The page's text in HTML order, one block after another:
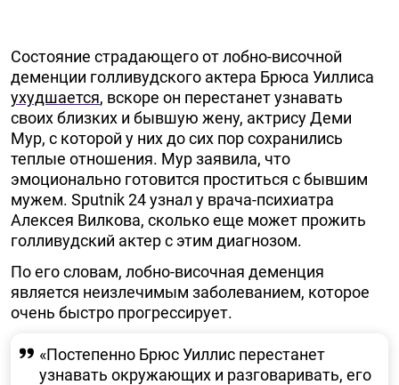
Состояние страдающего от лобно-височной
деменции голливудского актера Брюса Уиллиса
ухудшается, вскоре он перестанет узнавать
своих близких и бывшую жену, актрису Деми
Мур, с которой у них до сих пор сохранились
теплые отношения. Мур заявила, что
эмоционально готовится проститься с бывшим
мужем. Sputnik 24 узнал у врача-психиатра
Алексея Вилкова, сколько еще может прожить
голливудский актер с этим диагнозом.
По его словам, лобно-височная деменция
является неизлечимым заболеванием, которое
очень быстро прогрессирует.
«Постепенно Брюс Уиллис перестанет
узнавать окружающих и разговаривать, его